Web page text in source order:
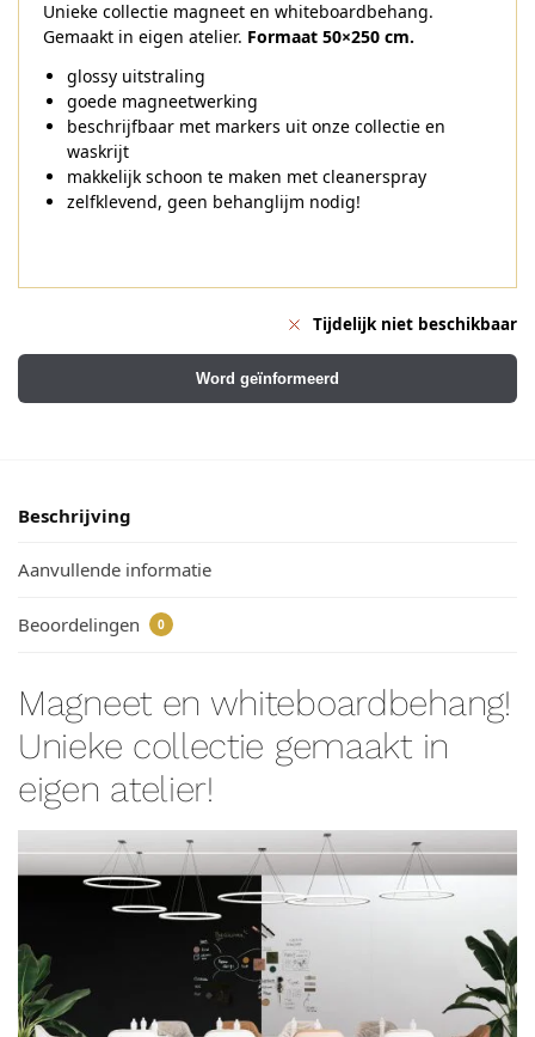
Unieke collectie magneet en whiteboardbehang.
Gemaakt in eigen atelier. Formaat 50×250 cm.
glossy uitstraling
goede magneetwerking
beschrijfbaar met markers uit onze collectie en
waskrijt
makkelijk schoon te maken met cleanerspray
zelfklevend, geen behanglijm nodig!
Tijdelijk niet beschikbaar
Word geïnformeerd
Beschrijving
Aanvullende informatie
Beoordelingen 0
Magneet en whiteboardbehang!
Unieke collectie gemaakt in
eigen atelier!